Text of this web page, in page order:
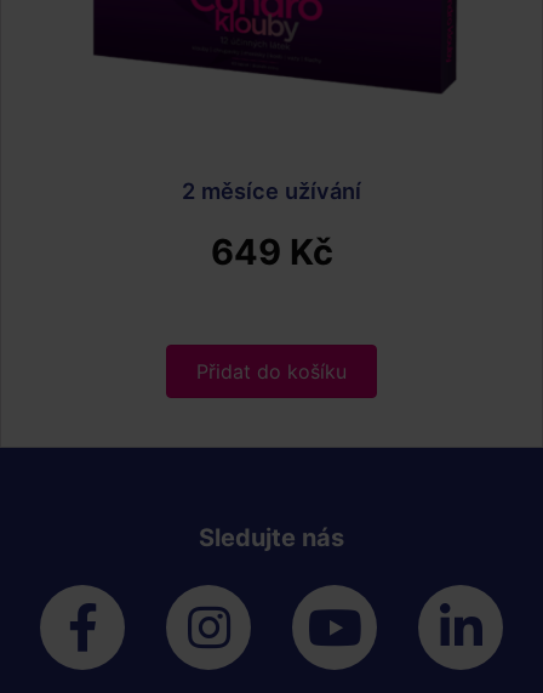
2 měsíce užívání
649 Kč
Přidat do košíku
Sledujte nás